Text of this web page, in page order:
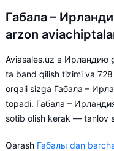
Габала –
arzon
Aviasales.uz в Ирландию
ta band qilish tizimi va
orqali sizga Габала –
topadi. Габала –
sotib olish kerak — tanlov
Qarash Габалы dan